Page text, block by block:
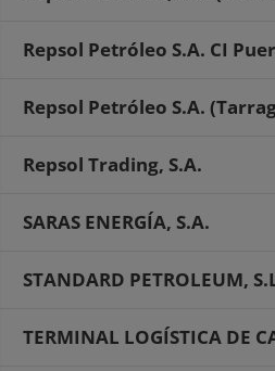
Repsol Petróleo S.A. CI
Repsol Petróleo S.A.
Repsol Trading, S.A.
SARAS ENERGÍA, S.A.
STANDARD PETROLEUM,
TERMINAL LOGÍSTICA DE